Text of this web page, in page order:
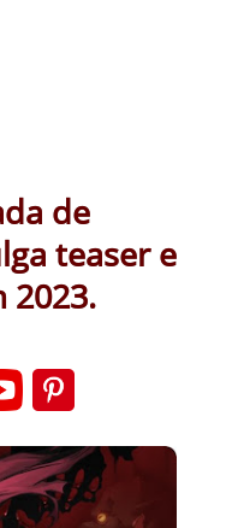
de
teaser e
2023.